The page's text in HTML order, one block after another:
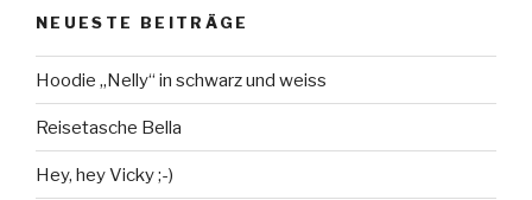
NEUESTE BEITRÄGE
Hoodie „Nelly“ in schwarz und weiss
Reisetasche Bella
Hey, hey Vicky ;-)